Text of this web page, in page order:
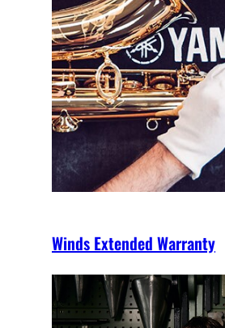
Winds Extended Warranty